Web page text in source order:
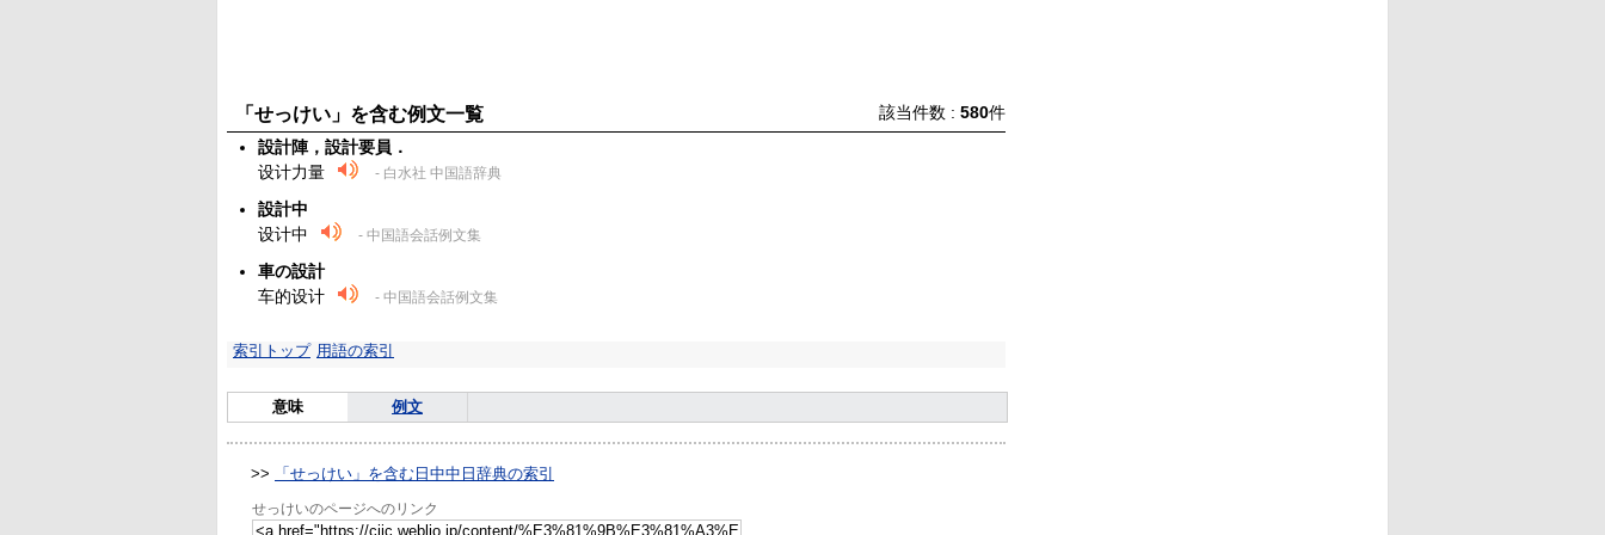
「せっけい」を含む例文一覧 該当件数 : 580件
設計陣，設計要員．
设计力量
- 白水社 中国語辞典
設計中
设计中
- 中国語会話例文集
車の設計
车的设计
- 中国語会話例文集
索引トップ 用語の索引
意味 例文
>> 「せっけい」を含む日中中日辞典の索引
せっけいのページへのリンク